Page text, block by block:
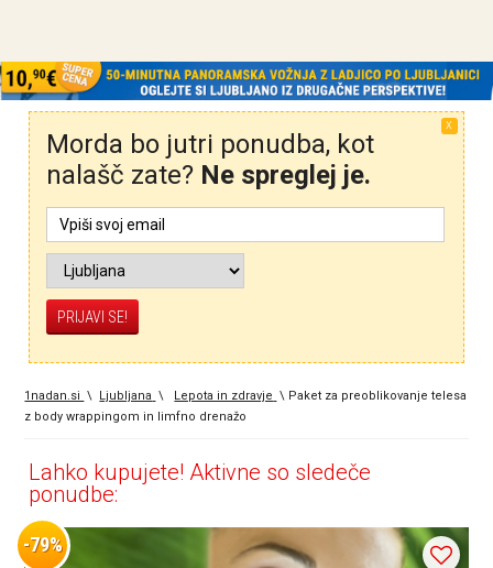
X
Morda bo jutri ponudba, kot
nalašč zate? Ne spreglej je.
1nadan.si \ Ljubljana \ Lepota in zdravje \ Paket za preoblikovanje telesa
z body wrappingom in limfno drenažo
Lahko kupujete! Aktivne so sledeče
ponudbe:
-79%